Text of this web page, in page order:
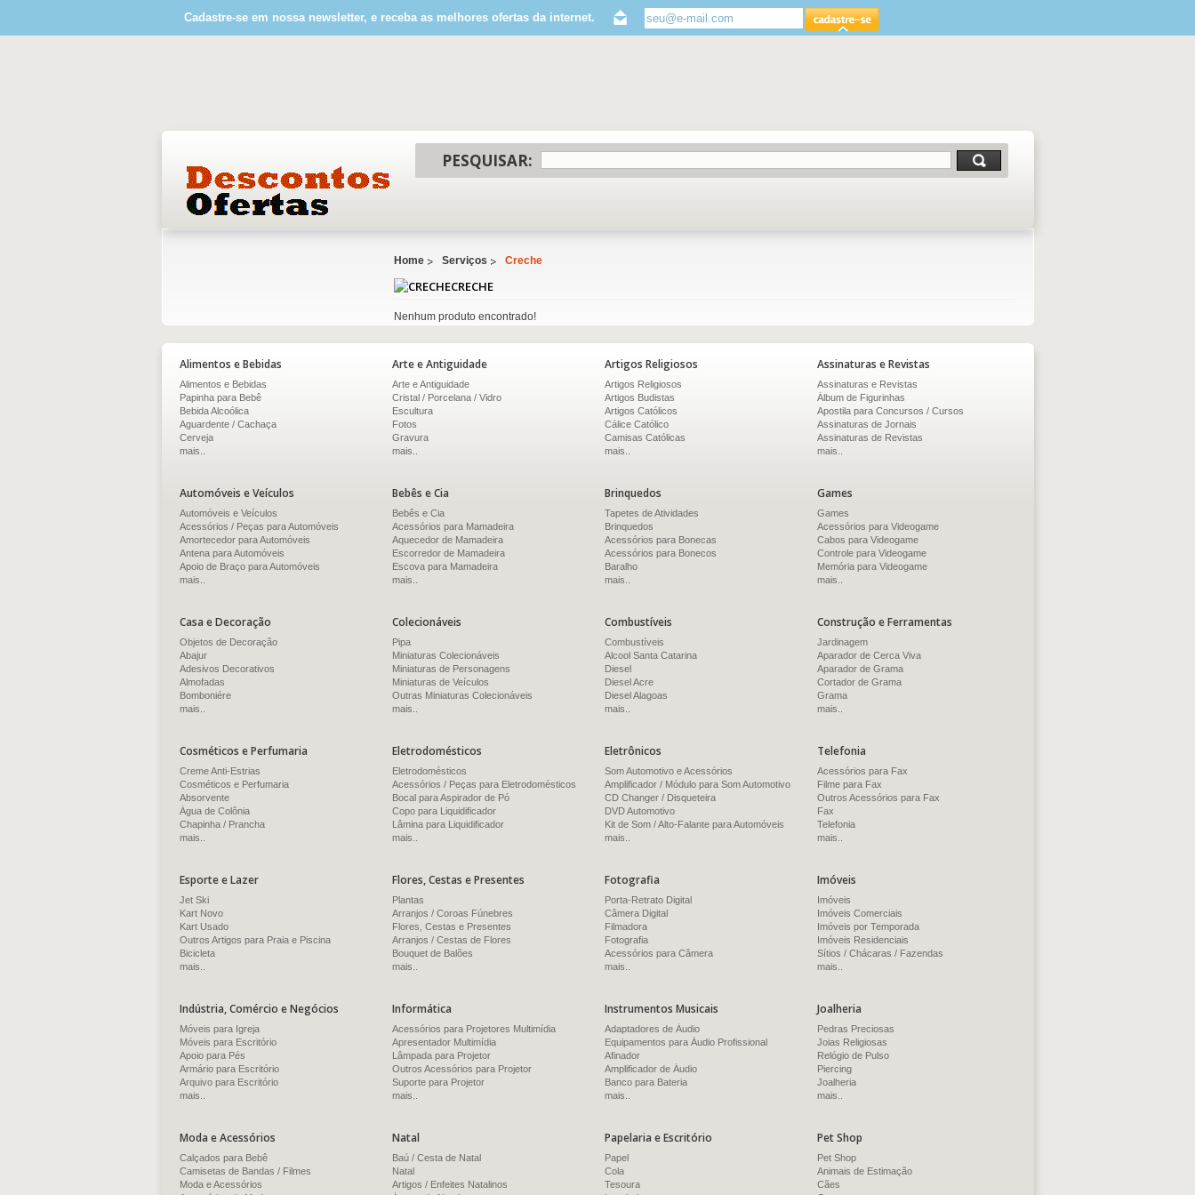
Cadastre-se em nossa newsletter, e receba as melhores ofertas da internet.
PESQUISAR:
Home Serviços Creche
CRECHE
Nenhum produto encontrado!
Alimentos e Bebidas
Alimentos e Bebidas
Papinha para Bebê
Bebida Alcoólica
Aguardente / Cachaça
Cerveja
mais..
Arte e Antiguidade
Arte e Antiguidade
Cristal / Porcelana / Vidro
Escultura
Fotos
Gravura
mais..
Artigos Religiosos
Artigos Religiosos
Artigos Budistas
Artigos Católicos
Cálice Católico
Camisas Católicas
mais..
Assinaturas e Revistas
Assinaturas e Revistas
Álbum de Figurinhas
Apostila para Concursos / Cursos
Assinaturas de Jornais
Assinaturas de Revistas
mais..
Automóveis e Veículos
Automóveis e Veículos
Acessórios / Peças para Automóveis
Amortecedor para Automóveis
Antena para Automóveis
Apoio de Braço para Automóveis
mais..
Bebês e Cia
Bebês e Cia
Acessórios para Mamadeira
Aquecedor de Mamadeira
Escorredor de Mamadeira
Escova para Mamadeira
mais..
Brinquedos
Tapetes de Atividades
Brinquedos
Acessórios para Bonecas
Acessórios para Bonecos
Baralho
mais..
Games
Games
Acessórios para Videogame
Cabos para Videogame
Controle para Videogame
Memória para Videogame
mais..
Casa e Decoração
Objetos de Decoração
Abajur
Adesivos Decorativos
Almofadas
Bomboniére
mais..
Colecionáveis
Pipa
Miniaturas Colecionáveis
Miniaturas de Personagens
Miniaturas de Veículos
Outras Miniaturas Colecionáveis
mais..
Combustíveis
Combustíveis
Alcool Santa Catarina
Diesel
Diesel Acre
Diesel Alagoas
mais..
Construção e Ferramentas
Jardinagem
Aparador de Cerca Viva
Aparador de Grama
Cortador de Grama
Grama
mais..
Cosméticos e Perfumaria
Creme Anti-Estrias
Cosméticos e Perfumaria
Absorvente
Água de Colônia
Chapinha / Prancha
mais..
Eletrodomésticos
Eletrodomésticos
Acessórios / Peças para Eletrodomésticos
Bocal para Aspirador de Pó
Copo para Liquidificador
Lâmina para Liquidificador
mais..
Eletrônicos
Som Automotivo e Acessórios
Amplificador / Módulo para Som Automotivo
CD Changer / Disqueteira
DVD Automotivo
Kit de Som / Alto-Falante para Automóveis
mais..
Telefonia
Acessórios para Fax
Filme para Fax
Outros Acessórios para Fax
Fax
Telefonia
mais..
Esporte e Lazer
Jet Ski
Kart Novo
Kart Usado
Outros Artigos para Praia e Piscina
Bicicleta
mais..
Flores, Cestas e Presentes
Plantas
Arranjos / Coroas Fúnebres
Flores, Cestas e Presentes
Arranjos / Cestas de Flores
Bouquet de Balões
mais..
Fotografia
Porta-Retrato Digital
Câmera Digital
Filmadora
Fotografia
Acessórios para Câmera
mais..
Imóveis
Imóveis
Imóveis Comerciais
Imóveis por Temporada
Imóveis Residenciais
Sítios / Chácaras / Fazendas
mais..
Indústria, Comércio e Negócios
Móveis para Igreja
Móveis para Escritório
Apoio para Pés
Armário para Escritório
Arquivo para Escritório
mais..
Informática
Acessórios para Projetores Multimídia
Apresentador Multimídia
Lâmpada para Projetor
Outros Acessórios para Projetor
Suporte para Projetor
mais..
Instrumentos Musicais
Adaptadores de Áudio
Equipamentos para Áudio Profissional
Afinador
Amplificador de Áudio
Banco para Bateria
mais..
Joalheria
Pedras Preciosas
Joias Religiosas
Relógio de Pulso
Piercing
Joalheria
mais..
Moda e Acessórios
Calçados para Bebê
Camisetas de Bandas / Filmes
Moda e Acessórios
Natal
Baú / Cesta de Natal
Natal
Artigos / Enfeites Natalinos
Papelaria e Escritório
Papel
Cola
Tesoura
Pet Shop
Pet Shop
Animais de Estimação
Cães